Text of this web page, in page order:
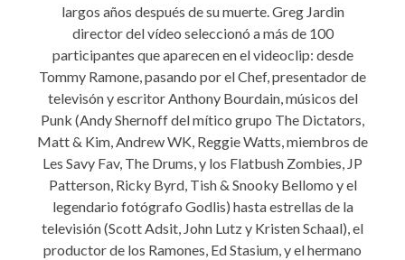
largos años después de su muerte. Greg Jardin
director del vídeo seleccionó a más de 100
participantes que aparecen en el videoclip: desde
Tommy Ramone, pasando por el Chef, presentador de
televisón y escritor Anthony Bourdain, músicos del
Punk (Andy Shernoff del mítico grupo The Dictators,
Matt & Kim, Andrew WK, Reggie Watts, miembros de
Les Savy Fav, The Drums, y los Flatbush Zombies, JP
Patterson, Ricky Byrd, Tish & Snooky Bellomo y el
legendario fotógrafo Godlis) hasta estrellas de la
televisión (Scott Adsit, John Lutz y Kristen Schaal), el
productor de los Ramones, Ed Stasium, y el hermano